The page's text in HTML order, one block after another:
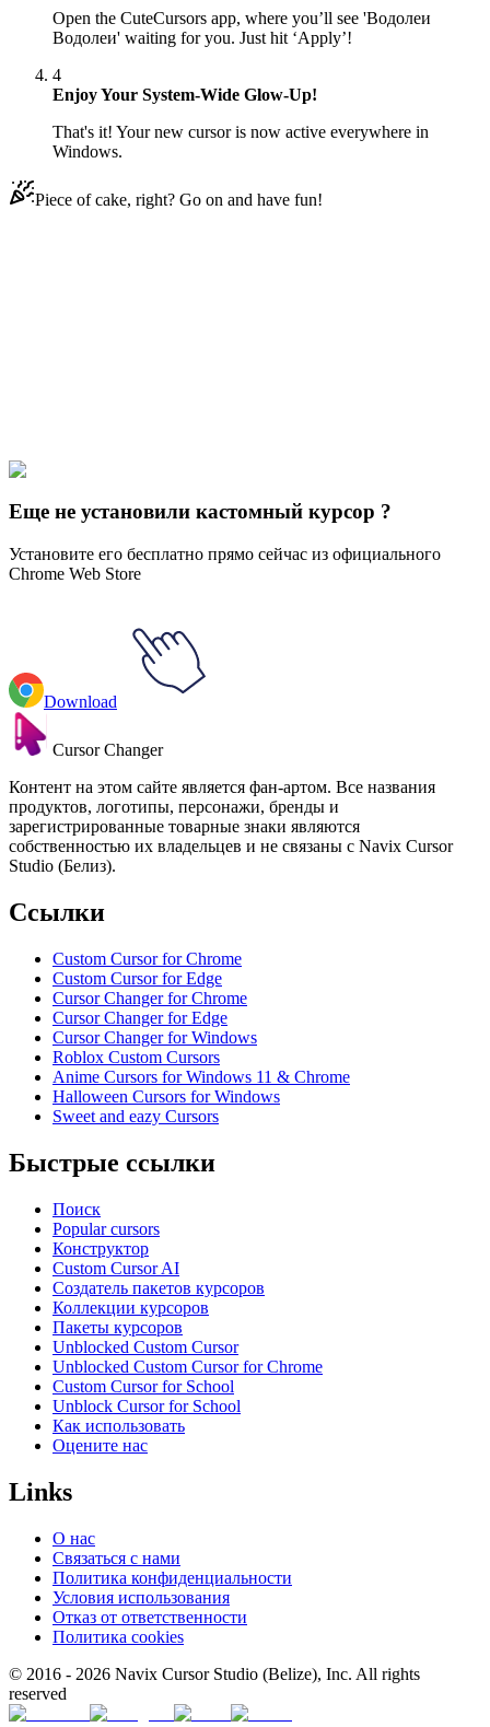
Open the CuteCursors app, where you’ll see 'Водолеи
Водолеи' waiting for you. Just hit ‘Apply’!
4
Enjoy Your System-Wide Glow-Up!
That's it! Your new cursor is now active everywhere in
Windows.
Piece of cake, right? Go on and have fun!
Водяный цвет
Еще не установили кастомный курсор ?
Установите его бесплатно прямо сейчас из официального
Chrome Web Store
Download
Cursor Changer
Контент на этом сайте является фан-артом. Все названия
продуктов, логотипы, персонажи, бренды и
зарегистрированные товарные знаки являются
собственностью их владельцев и не связаны с Navix Cursor
Studio (Белиз).
Ссылки
Custom Cursor for Chrome
Custom Cursor for Edge
Cursor Changer for Chrome
Cursor Changer for Edge
Cursor Changer for Windows
Roblox Custom Cursors
Anime Cursors for Windows 11 & Chrome
Halloween Cursors for Windows
Sweet and eazy Cursors
Быстрые ссылки
Поиск
Popular cursors
Конструктор
Custom Cursor AI
Создатель пакетов курсоров
Коллекции курсоров
Пакеты курсоров
Unblocked Custom Cursor
Unblocked Custom Cursor for Chrome
Custom Cursor for School
Unblock Cursor for School
Как использовать
Оцените нас
Links
О нас
Связаться с нами
Политика конфиденциальности
Условия использования
Отказ от ответственности
Политика cookies
© 2016 - 2026 Navix Cursor Studio (Belize), Inc. All rights
reserved